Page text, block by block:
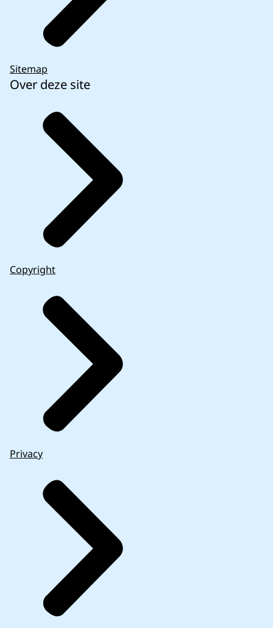
Sitemap
Over deze site
Copyright
Privacy